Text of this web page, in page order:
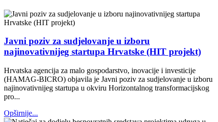
Javni poziv za sudjelovanje u izboru
najinovativnijeg startupa Hrvatske (HIT projekt)
Hrvatska agencija za malo gospodarstvo, inovacije i investicije
(HAMAG-BICRO) objavila je Javni poziv za sudjelovanje u izboru
najinovativnijeg startupa u okviru Horizontalnog transformacijskog
pro...
Opširnije...